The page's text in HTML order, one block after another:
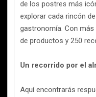
de los postres más
explorar cada rincón
gastronomía. Con más
de productos y 250
Un recorrido por el
Aquí encontrarás